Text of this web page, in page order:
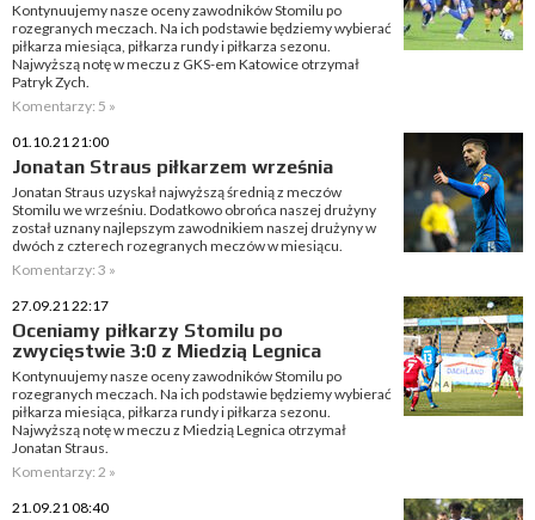
Kontynuujemy nasze oceny zawodników Stomilu po
rozegranych meczach. Na ich podstawie będziemy wybierać
piłkarza miesiąca, piłkarza rundy i piłkarza sezonu.
Najwyższą notę w meczu z GKS-em Katowice otrzymał
Patryk Zych.
Komentarzy: 5 »
01.10.21 21:00
Jonatan Straus piłkarzem września
Jonatan Straus uzyskał najwyższą średnią z meczów
Stomilu we wrześniu. Dodatkowo obrońca naszej drużyny
został uznany najlepszym zawodnikiem naszej drużyny w
dwóch z czterech rozegranych meczów w miesiącu.
Komentarzy: 3 »
27.09.21 22:17
Oceniamy piłkarzy Stomilu po
zwycięstwie 3:0 z Miedzią Legnica
Kontynuujemy nasze oceny zawodników Stomilu po
rozegranych meczach. Na ich podstawie będziemy wybierać
piłkarza miesiąca, piłkarza rundy i piłkarza sezonu.
Najwyższą notę w meczu z Miedzią Legnica otrzymał
Jonatan Straus.
Komentarzy: 2 »
21.09.21 08:40